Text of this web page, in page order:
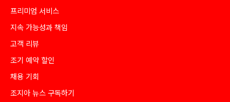
프리미엄 서비스
지속 가능성과 책임
고객 리뷰
조기 예약 할인
채용 기회
조지아 뉴스 구독하기